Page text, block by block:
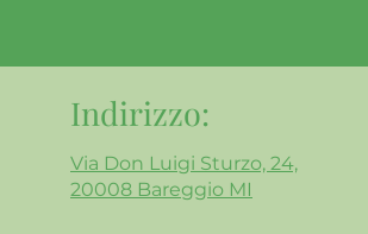
Indirizzo:
Via Don Luigi Sturzo, 24,
20008 Bareggio MI